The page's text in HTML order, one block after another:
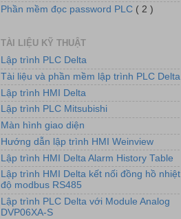
Phần mềm đọc password PLC ( 2 )
TÀI LIỆU KỸ THUẬT
Lập trình PLC Delta
Tài liệu và phần mềm lập trình PLC Delta
Lập trình HMI Delta
Lập trình PLC Mitsubishi
Màn hình giao diện
Hướng dẫn lập trình HMI Weinview
Lập trình HMI Delta Alarm History Table
Lập trình HMI Delta kết nối đồng hồ nhiệt
độ modbus RS485
Lập trình PLC Delta với Module Analog
DVP06XA-S